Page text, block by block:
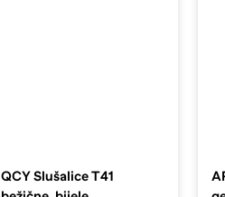
QCY Slušalice T41